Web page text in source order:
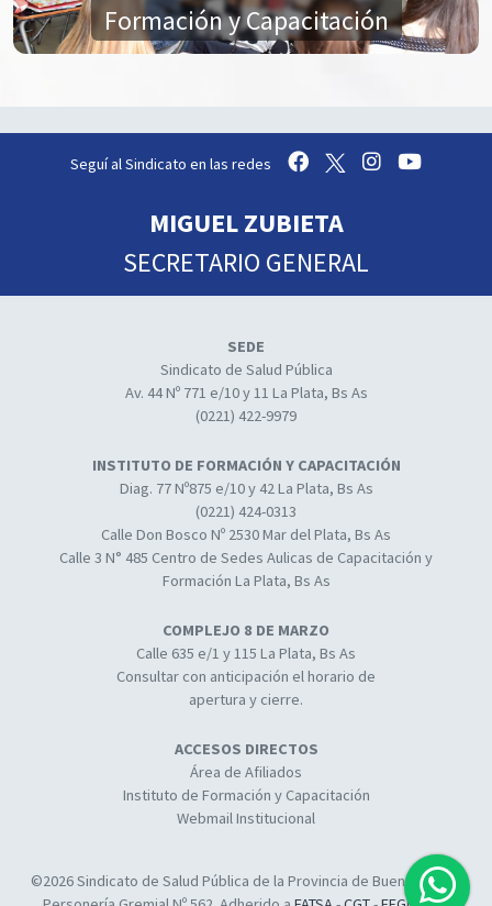
Formación y Capacitación
Seguí al Sindicato en las redes
MIGUEL ZUBIETA
SECRETARIO GENERAL
SEDE
Sindicato de Salud Pública
Av. 44 Nº 771 e/10 y 11 La Plata, Bs As
(0221) 422-9979
INSTITUTO DE FORMACIÓN Y CAPACITACIÓN
Diag. 77 Nº875 e/10 y 42 La Plata, Bs As
(0221) 424-0313
Calle Don Bosco Nº 2530 Mar del Plata, Bs As
Calle 3 N° 485 Centro de Sedes Aulicas de Capacitación y
Formación La Plata, Bs As
COMPLEJO 8 DE MARZO
Calle 635 e/1 y 115 La Plata, Bs As
Consultar con anticipación el horario de
apertura y cierre.
ACCESOS DIRECTOS
Área de Afiliados
Instituto de Formación y Capacitación
Webmail Institucional
©2026 Sindicato de Salud Pública de la Provincia de Buenos Aires.